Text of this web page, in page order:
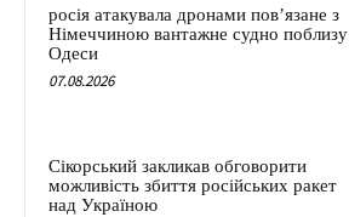
росія атакувала дронами пов’язане з
Німеччиною вантажне судно поблизу
Одеси
07.08.2026
Сікорський закликав обговорити
можливість збиття російських ракет
над Україною